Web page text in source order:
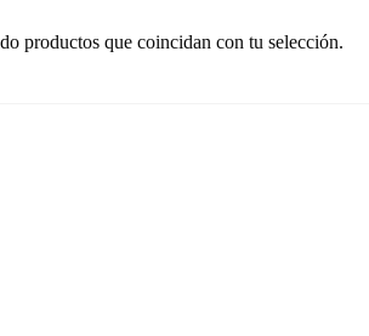
productos que coincidan con tu selección.